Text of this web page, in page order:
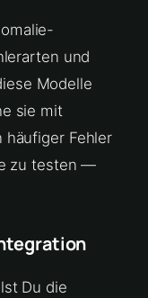
und
Modelle
sie mit
häufiger Fehler
zu testen —
Du die